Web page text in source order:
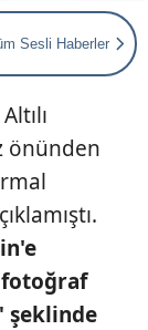
paylaş
Sesli Haberler
önünden
fotoğraf
şeklinde